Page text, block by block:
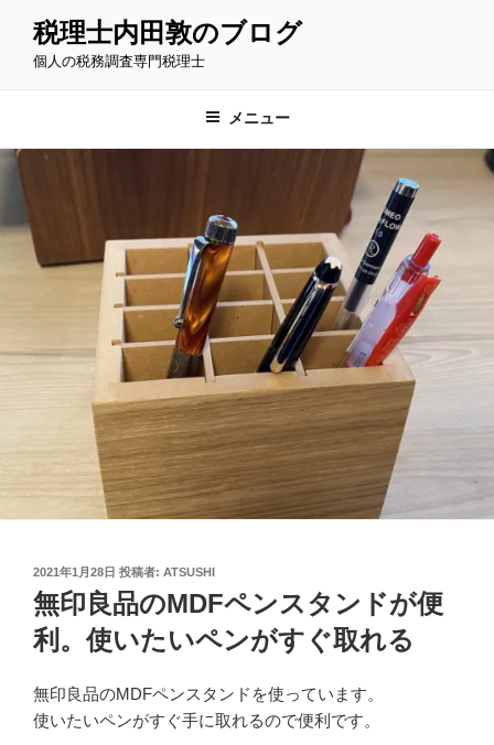
ッ
税理士内田敦のブログ
個人の税務調査専門税理士
メニュー
投
稿
日:
2021年1月28日 投稿者: ATSUSHI
無印良品のMDFペンスタンドが便
利。使いたいペンがすぐ取れる
無印良品のMDFペンスタンドを使っています。
使いたいペンがすぐ手に取れるので便利です。